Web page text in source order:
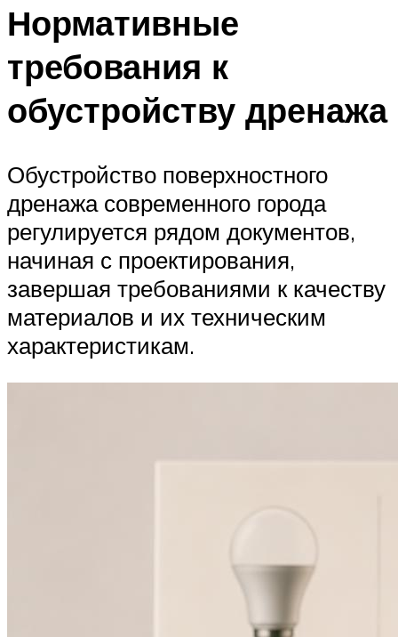
Нормативные
требования к
обустройству дренажа
Обустройство поверхностного
дренажа современного города
регулируется рядом документов,
начиная с проектирования,
завершая требованиями к качеству
материалов и их техническим
характеристикам.